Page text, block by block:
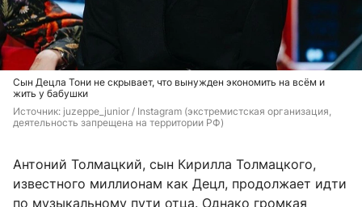
Сын Децла Тони не скрывает, что вынужден экономить на всём и
жить у бабушки
Источник: juzeppe_junior / Instagram (экстремистская организация,
деятельность запрещена на территории РФ)
Антоний Толмацкий, сын Кирилла Толмацкого,
известного миллионам как Децл, продолжает идти
по музыкальному пути отца. Однако громкая